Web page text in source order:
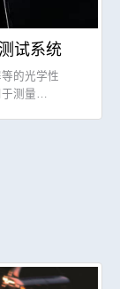
试系统
的光学性
测量…